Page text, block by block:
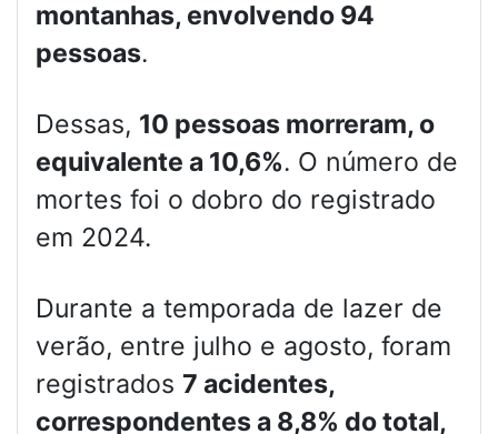
montanhas, envolvendo 94
pessoas.
Dessas, 10 pessoas morreram, o
equivalente a 10,6%. O número de
mortes foi o dobro do registrado
em 2024.
Durante a temporada de lazer de
verão, entre julho e agosto, foram
registrados 7 acidentes,
correspondentes a 8,8% do total,